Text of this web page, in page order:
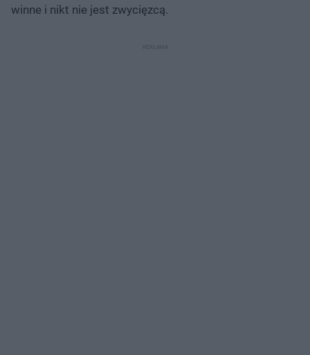
winne i nikt nie jest zwycięzcą.